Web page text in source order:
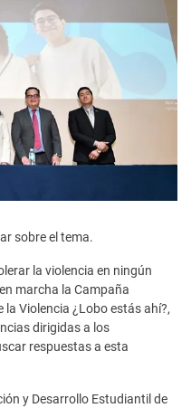
sobre el tema.
la violencia en ningún
marcha la Campaña
la Violencia ¿Lobo estás ahí?,
dirigidas a los
respuestas a esta
y Desarrollo Estudiantil de